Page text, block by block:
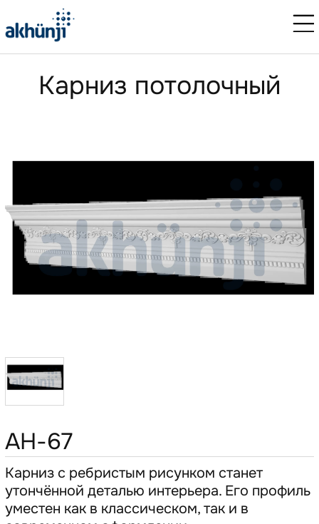
Карниз потолочный
AH-67
Карниз с ребристым рисунком станет
утончённой деталью интерьера. Его профиль
уместен как в классическом, так и в